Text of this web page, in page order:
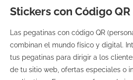
Stickers con Código QR
Las pegatinas con código QR
combinan el mundo físico y digital.
tus pegatinas para dirigir a los
de tu sitio web, ofertas especiales o